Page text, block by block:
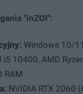
"inZOI":
Windows 10/11
i5 10400, AMD
RAM
NVIDIA RTX 2060